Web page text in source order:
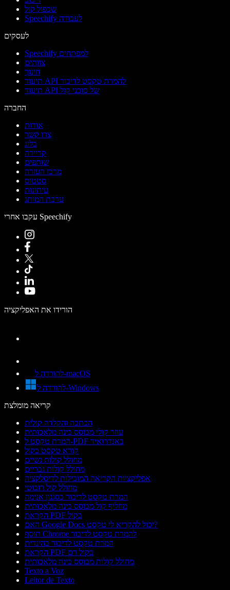
שכפול קול
Speechify לעבודה
לעסקים
Speechify למפתחים
צוותים
חינוך
תיעוד API להמרת טקסט לדיבור
תיעוד API של סוכני קול
החברה
אודות
צרו קשר
בלוג
קריירה
שותפים
מרכז העזרה
סטטוס
עיתונות
ערכת המותג
עקבו אחרי Speechify
הורידו את האפליקציה
להורדה ל-macOS
להורדה ל-Windows
קריאה מומלצת
הכתבה והקלדה קולית
עוזר קולי מבוסס בינה מלאכותית
המרת טקסט ל-PDF באנדרואיד
קורא טקסט בקול
מחולל קולות נשיים
מחולל קולות גבריים
אפליקציות הקריאה המובילות לדיסלקציה
מחולל קול רובוטי
המרת טקסט לדיבור בסגנון אנימה
מחליף קול מבוסס בינה מלאכותית
הקראת PDF בקול
האם Google Docs יכול להקריא לי טקסט?
תוסף Chrome להמרת טקסט לדיבור
המרת טקסט לדיבור בהינדית
הקראת PDF בקול רם
מחולל קולות מבוסס בינה מלאכותית
Texto a Voz
Leitor de Texto